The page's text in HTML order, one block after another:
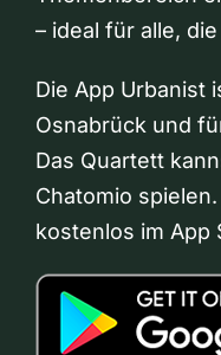
– ideal für alle,
Die App Urbanist
Osnabrück und
Das Quartett
Chatomio
kostenlos im App